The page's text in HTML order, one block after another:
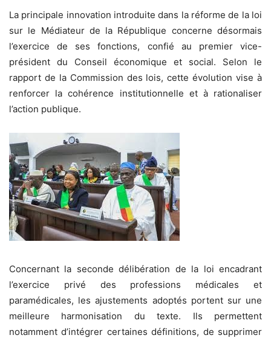
La principale innovation introduite dans la réforme de la loi
sur le Médiateur de la République concerne désormais
l’exercice de ses fonctions, confié au premier vice-
président du Conseil économique et social. Selon le
rapport de la Commission des lois, cette évolution vise à
renforcer la cohérence institutionnelle et à rationaliser
l’action publique.
Concernant la seconde délibération de la loi encadrant
l’exercice privé des professions médicales et
paramédicales, les ajustements adoptés portent sur une
meilleure harmonisation du texte. Ils permettent
notamment d’intégrer certaines définitions, de supprimer